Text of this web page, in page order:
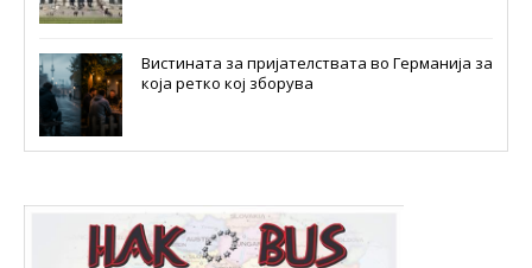
Вистината за пријателствата во Германија за
која ретко кој зборува